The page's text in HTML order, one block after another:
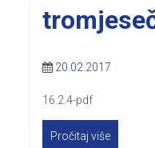
20.02.2017
16.2.4-pdf
Pročitaj više